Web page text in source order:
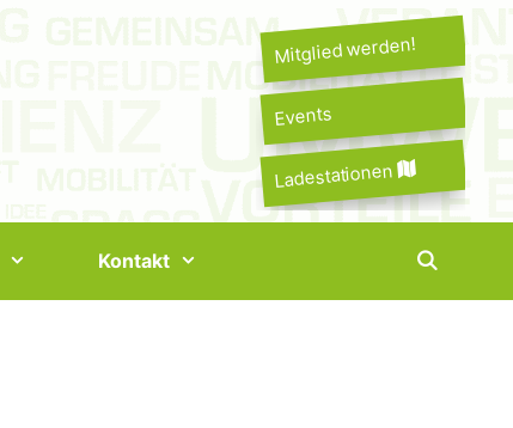
Mitglied werden!
Events
Ladestationen
Kontakt